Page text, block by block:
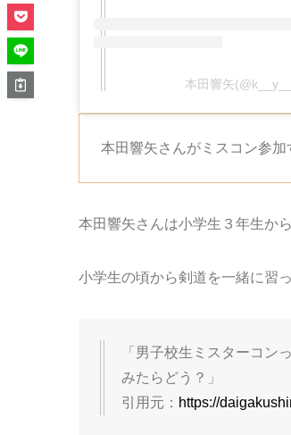
本田響矢
本田響矢さんがミスコン参
本田響矢さんは小学生３年生か
小学生の頃から剣道を一緒に習
「男子校生ミスターコン
みたらどう？」
引用元： https://